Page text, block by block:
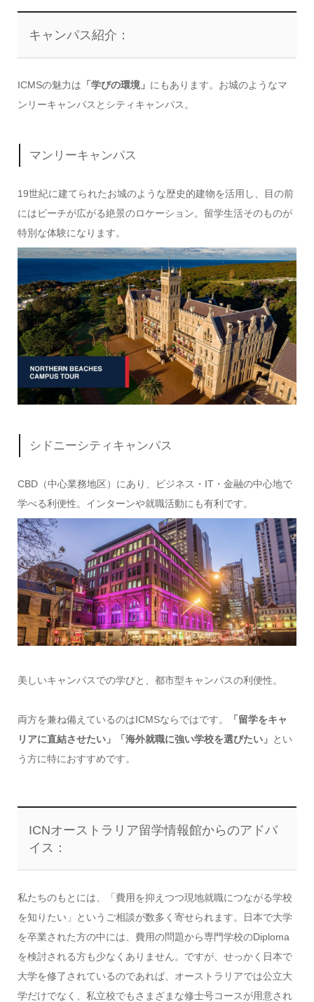
キャンパス紹介：
ICMSの魅力は 「学びの環境」 にもあります。お城のようなマ
ンリーキャンパスとシティキャンパス。
マンリーキャンパス
19世紀に建てられたお城のような歴史的建物を活用し、目の前
にはビーチが広がる絶景のロケーション。留学生活そのものが
特別な体験になります。
シドニーシティキャンパス
CBD（中心業務地区）にあり、ビジネス・IT・金融の中心地で
学べる利便性。インターンや就職活動にも有利です。
美しいキャンパスでの学びと、都市型キャンパスの利便性。
両方を兼ね備えているのはICMSならではです。
「留学をキャ
リアに直結させたい」「海外就職に強い学校を選びたい」 とい
う方に特におすすめです。
ICNオーストラリア留学情報館からのアドバ
イス：
私たちのもとには、「費用を抑えつつ現地就職につながる学校
を知りたい」というご相談が数多く寄せられます。日本で大学
を卒業された方の中には、費用の問題から専門学校のDiploma
を検討される方も少なくありません。ですが、せっかく日本で
大学を修了されているのであれば、オーストラリアでは公立大
学だけでなく、私立校でもさまざまな修士号コースが用意され